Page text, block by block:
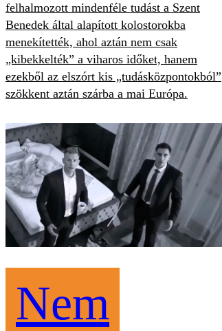
felhalmozott mindenféle tudást a Szent
Benedek által alapított kolostorokba
menekítették, ahol aztán nem csak
„kibekkelték” a viharos időket, hanem
ezekből az elszórt kis „tudásközpontokból”
szökkent aztán szárba a mai Európa.
Nem